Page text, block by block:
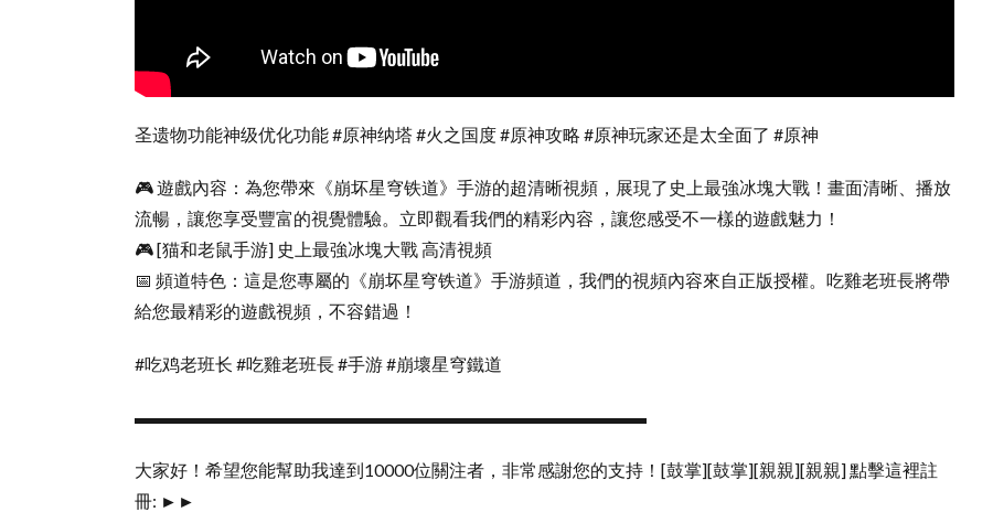
圣遗物功能神级优化功能 #原神纳塔 #火之国度 #原神攻略 #原神玩家还是太全面了 #原神
🎮 遊戲內容：為您帶來《崩坏星穹铁道》手游的超清晰視頻，展現了史上最強冰塊大戰！畫面清晰、播放
流暢，讓您享受豐富的視覺體驗。立即觀看我們的精彩內容，讓您感受不一樣的遊戲魅力！
🎮 [猫和老鼠手游] 史上最強冰塊大戰 高清視頻
📅 頻道特色：這是您專屬的《崩坏星穹铁道》手游頻道，我們的視頻內容來自正版授權。吃雞老班長將帶
給您最精彩的遊戲視頻，不容錯過！
#吃鸡老班长 #吃雞老班長 #手游 #崩壞星穹鐵道
▬▬▬▬▬▬▬▬▬▬▬▬▬▬▬▬▬▬▬▬▬▬▬▬▬▬▬▬▬
大家好！希望您能幫助我達到10000位關注者，非常感謝您的支持！[鼓掌][鼓掌][親親][親親] 點擊這裡註
冊: ►►